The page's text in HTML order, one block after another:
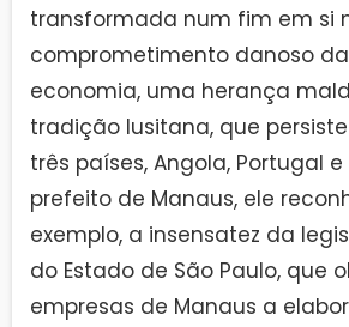
transformada num fim em si
comprometimento danoso
economia, uma herança
tradição lusitana, que
três países, Angola, Portugal e
prefeito de Manaus, ele
exemplo, a insensatez da
do Estado de São Paulo, que
empresas de Manaus a